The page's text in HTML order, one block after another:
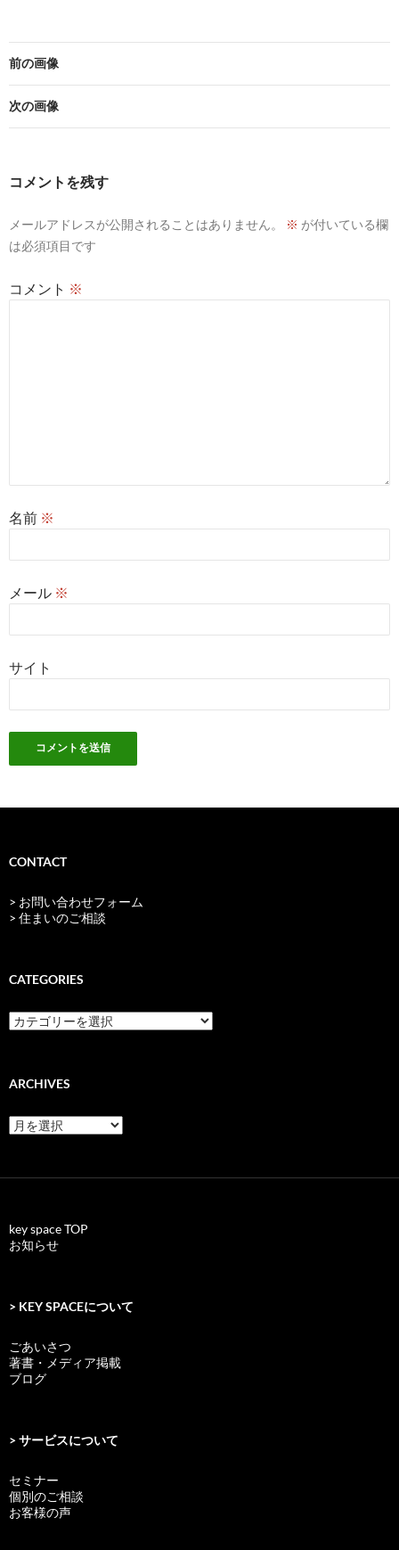
前の画像
次の画像
コメントを残す
メールアドレスが公開されることはありません。 ※ が付いている欄
は必須項目です
コメント ※
名前 ※
メール ※
サイト
CONTACT
> お問い合わせフォーム
> 住まいのご相談
CATEGORIES
categories
ARCHIVES
archives
key space TOP
お知らせ
> KEY SPACEについて
ごあいさつ
著書・メディア掲載
ブログ
> サービスについて
セミナー
個別のご相談
お客様の声